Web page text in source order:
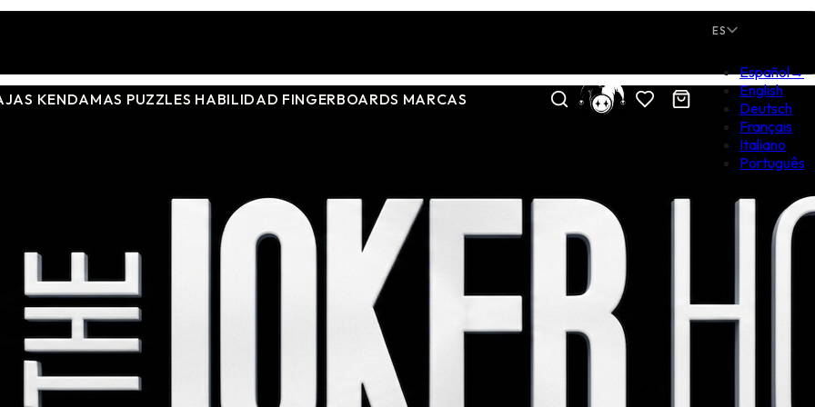
KENDAMAS PUZZLES HABILIDAD FINGERBOARDS MARCAS
ES
Español→
English
Deutsch
Français
Italiano
Português